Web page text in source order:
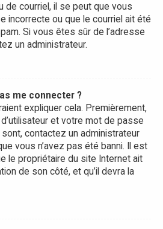
de courriel, il se peut que vous
incorrecte ou que le courriel ait été
Si vous êtes sûr de l’adresse
un administrateur.
me connecter ?
expliquer cela. Premièrement,
et votre mot de passe
contactez un administrateur
vous n’avez pas été banni. Il est
le propriétaire du site Internet ait
de son côté, et qu’il devra la